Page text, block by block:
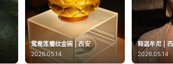
鸳鸯莲瓣纹金碗 | 西安
2026.05.14
释迦牟尼 |
2026.05.14